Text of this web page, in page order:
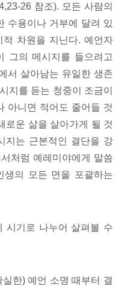
26 참조). 모든 사람의
수용이나 거부에 달려 있
적 차원을 지닌다. 예언자
그의 메시지를 들으려고
서 살아남는 유일한 생존
지를 듣는 청중이 조금이
아니면 적어도 줄어들 것
로운 삶을 살아가게 될 것
지는 근본적인 결단을 강
처럼 예레미야에게 말씀
생의 모든 면을 포괄하는
시기로 나누어 살펴볼 수
한) 예언 소명 때부터 결